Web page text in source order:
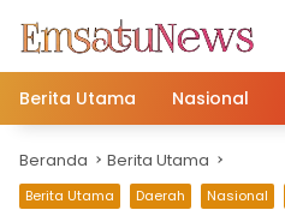
konten
Berita Utama
Nasional
Beranda Berita Utama
Berita Utama Daerah Nasional